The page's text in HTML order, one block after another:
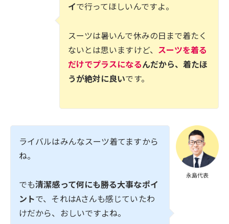
イで行ってほしいんですよ。
スーツは暑いんで休みの日まで着たく
ないとは思いますけど、 スーツを着る
だけでプラスになるんだから、着たほ
うが絶対に良いです。
永島代表
ライバルはみんなスーツ着てますから
ね。
でも清潔感って何にも勝る大事なポイ
ントで、それはAさんも感じていたわ
けだから、おしいですよね。